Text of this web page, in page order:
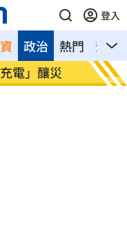
登入
熱門 影音
政治
一審判無
東野